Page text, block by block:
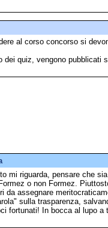
al corso concorso si
dei quiz, vengono pubblicati
mi riguarda, pensare che
o non Formez.
da assegnare
sulla trasparenza,
fortunati! In bocca al lupo a